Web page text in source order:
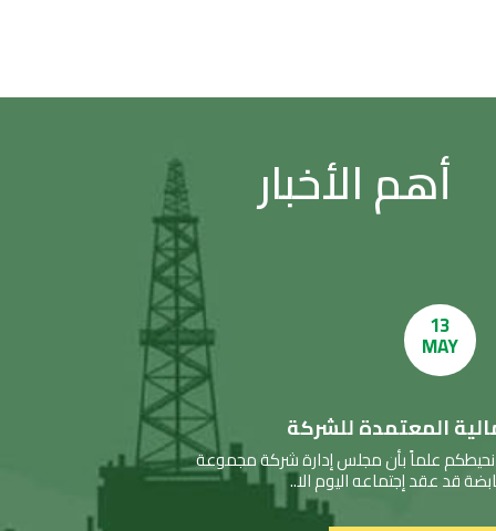
أهم الأخبار
13
MAY
المعتمدة للشركة
، نحيطكم علماً بأن مجلس إدارة شركة مجموعة
قد عقد إجتماعه اليوم الا..